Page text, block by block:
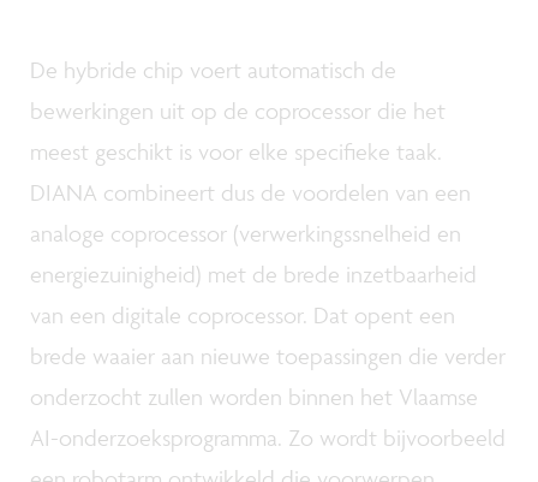
De hybride chip voert automatisch de
bewerkingen uit op de coprocessor die het
meest geschikt is voor elke specifieke taak.
DIANA combineert dus de voordelen van een
analoge coprocessor (verwerkingssnelheid en
energiezuinigheid) met de brede inzetbaarheid
van een digitale coprocessor. Dat opent een
brede waaier aan nieuwe toepassingen die verder
onderzocht zullen worden binnen het Vlaamse
AI-onderzoeksprogramma. Zo wordt bijvoorbeeld